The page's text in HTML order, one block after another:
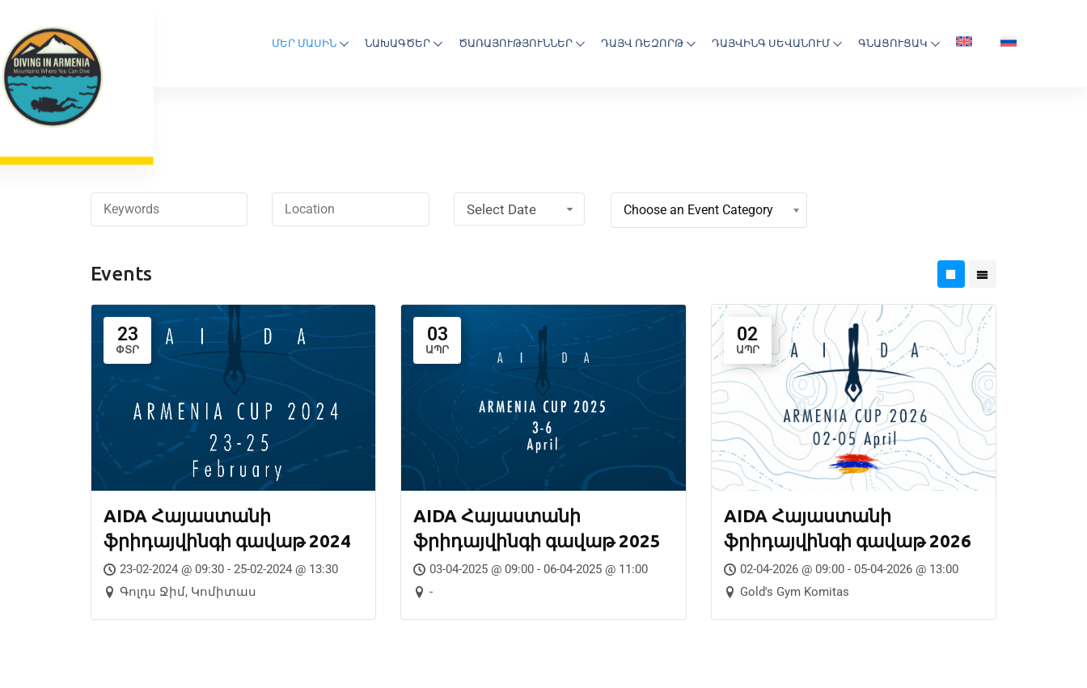
ՄԵՐ ՄԱՍԻՆ ՆԱԽԱԳԾԵՐ ԾԱՌԱՅՈՒԹՅՈՒՆՆԵՐ ԴԱՅՎ ՌԵԶՈՐԹ ԴԱՅՎԻՆԳ ՍԵՎԱՆՈՒՄ ԳՆԱՑՈՒՑԱԿ
Select Date Choose an Event Category
Events
23
ՓՏՐ
AIDA Հայաստանի
ֆրիդայվինգի գավաթ 2024
23-02-2024 @ 09:30 - 25-02-2024 @ 13:30
Գոլդս Ջիմ, Կոմիտաս
03
ԱՊՐ
AIDA Հայաստանի
ֆրիդայվինգի գավաթ 2025
03-04-2025 @ 09:00 - 06-04-2025 @ 11:00
-
02
ԱՊՐ
AIDA Հայաստանի
ֆրիդայվինգի գավաթ 2026
02-04-2026 @ 09:00 - 05-04-2026 @ 13:00
Gold's Gym Komitas